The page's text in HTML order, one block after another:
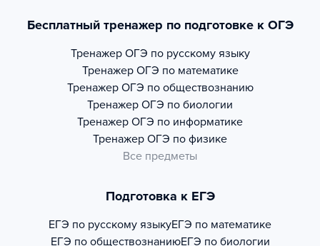
Бесплатный тренажер по подготовке к ОГЭ
Тренажер ОГЭ по русскому языку
Тренажер ОГЭ по математике
Тренажер ОГЭ по обществознанию
Тренажер ОГЭ по биологии
Тренажер ОГЭ по информатике
Тренажер ОГЭ по физике
Все предметы
Подготовка к ЕГЭ
ЕГЭ по русскому языкуЕГЭ по математике
ЕГЭ по обществознаниюЕГЭ по биологии